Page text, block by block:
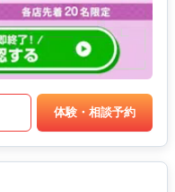
体験・相談予約